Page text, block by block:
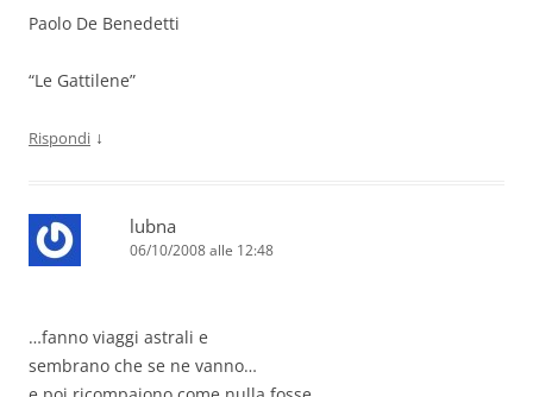
Paolo De Benedetti
“Le Gattilene”
Rispondi ↓
lubna
06/10/2008 alle 12:48
…fanno viaggi astrali e
sembrano che se ne vanno…